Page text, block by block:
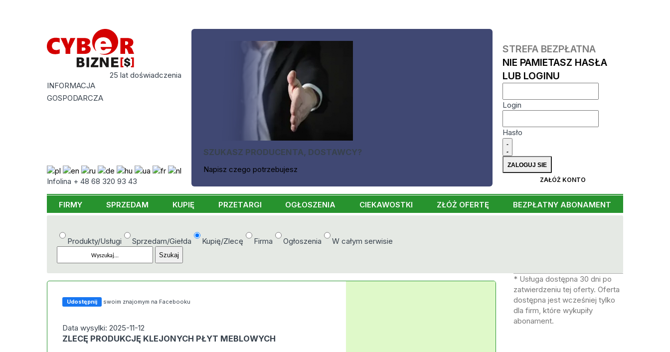
25 lat doświadczenia
INFORMACJA
GOSPODARCZA
Infolina + 48 68 320 93 43
SZUKASZ PRODUCENTA, DOSTAWCY?
Napisz czego potrzebujesz
STREFA BEZPŁATNA
NIE PAMIETASZ HASŁA
LUB LOGINU
Login
Hasło
ZAŁÓŻ KONTO
FIRMY SPRZEDAM KUPIĘ PRZETARGI OGŁOSZENIA CIEKAWOSTKI ZŁÓŻ OFERTĘ BEZPŁATNY ABONAMENT
Produkty/Usługi Sprzedam/Giełda Kupię/Zlecę Firma Ogłoszenia W całym serwisie
Udostępnij swoim znajomym na Facebooku
Data wysylki: 2025-11-12
ZLECĘ PRODUKCJĘ KLEJONYCH PŁYT MEBLOWYCH
* Usługa dostępna 30 dni po
zatwierdzeniu tej oferty. Oferta
dostępna jest wcześniej tylko
dla firm, które wykupiły
abonament.